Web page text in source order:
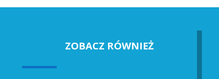
ZOBACZ RÓWNIEŻ